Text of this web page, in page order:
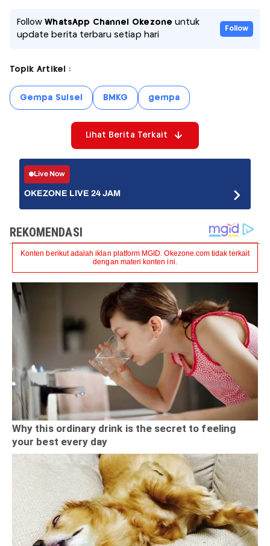
FollowWhatsApp Channel Okezone untuk
update berita terbaru setiap hari
Follow
Topik Artikel :
Gempa Sulsel BMKG gempa
Lihat Berita Terkait
Live Now
OKEZONE LIVE 24 JAM